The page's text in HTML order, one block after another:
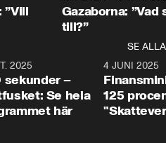
Thand Ring
”Vill
Gazaborna:
till?”
SE ALLA
4:29
2025
sekunder –
Se hela
här
4 JUNI 2025
125